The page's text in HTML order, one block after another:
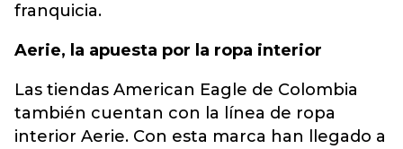
franquicia.
Aerie, la apuesta por la ropa interior
Las tiendas American Eagle de Colombia
también cuentan con la línea de ropa
interior Aerie. Con esta marca han llegado a